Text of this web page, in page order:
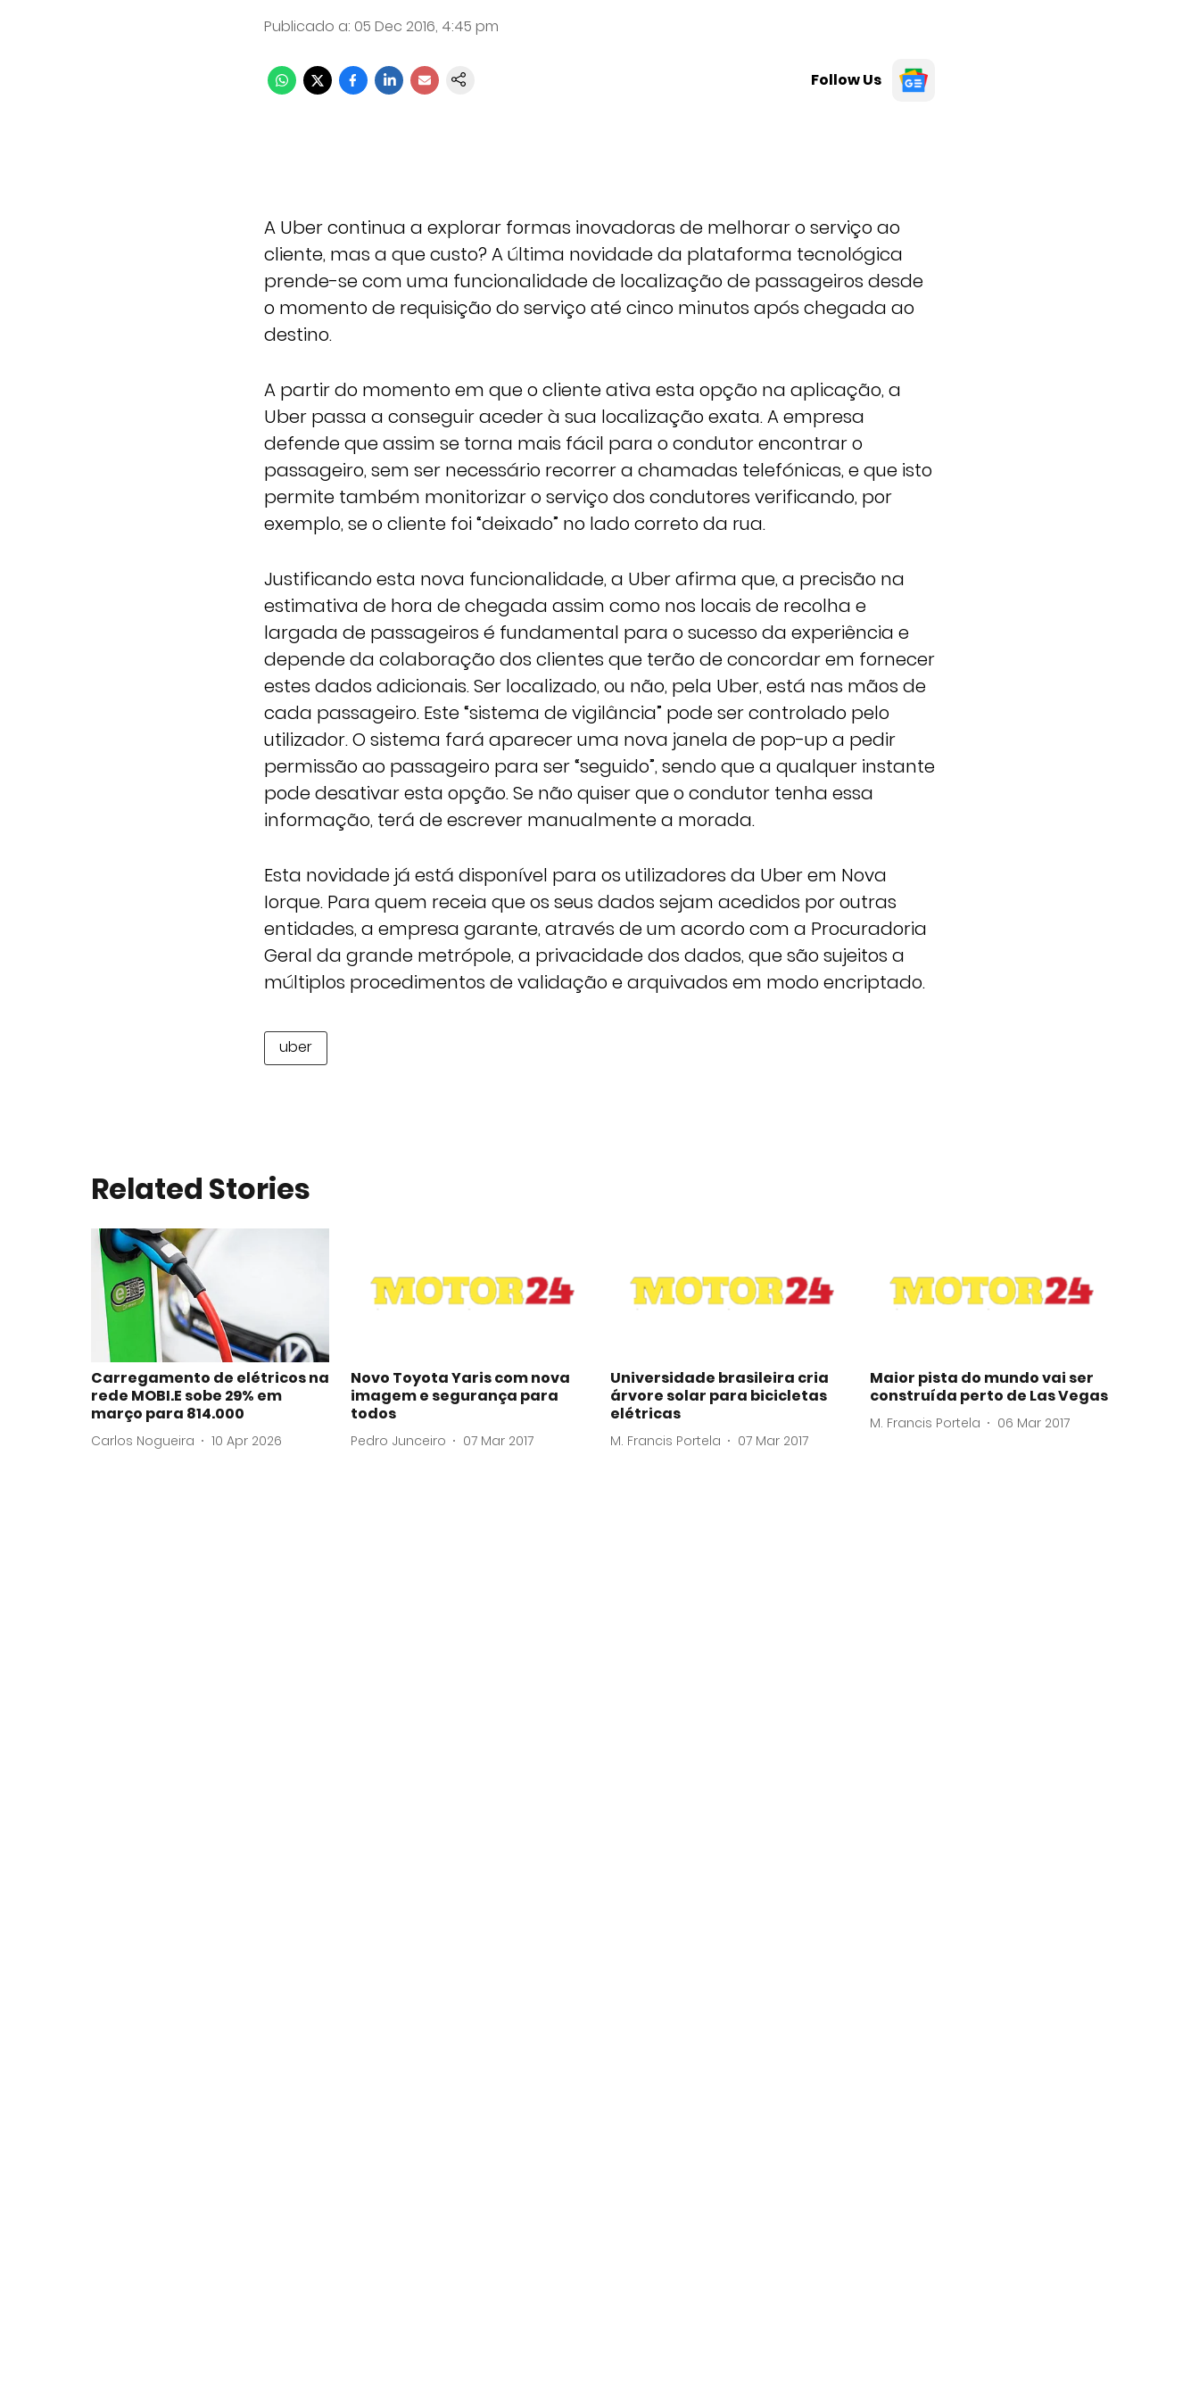
Publicado a: 05 Dec 2016, 4:45 pm
Follow Us
A Uber continua a explorar formas inovadoras de melhorar o serviço ao
cliente, mas a que custo? A última novidade da plataforma tecnológica
prende-se com uma funcionalidade de localização de passageiros desde
o momento de requisição do serviço até cinco minutos após chegada ao
destino.
A partir do momento em que o cliente ativa esta opção na aplicação, a
Uber passa a conseguir aceder à sua localização exata. A empresa
defende que assim se torna mais fácil para o condutor encontrar o
passageiro, sem ser necessário recorrer a chamadas telefónicas, e que isto
permite também monitorizar o serviço dos condutores verificando, por
exemplo, se o cliente foi “deixado” no lado correto da rua.
Justificando esta nova funcionalidade, a Uber afirma que, a precisão na
estimativa de hora de chegada assim como nos locais de recolha e
largada de passageiros é fundamental para o sucesso da experiência e
depende da colaboração dos clientes que terão de concordar em fornecer
estes dados adicionais. Ser localizado, ou não, pela Uber, está nas mãos de
cada passageiro. Este “sistema de vigilância” pode ser controlado pelo
utilizador. O sistema fará aparecer uma nova janela de pop-up a pedir
permissão ao passageiro para ser “seguido”, sendo que a qualquer instante
pode desativar esta opção. Se não quiser que o condutor tenha essa
informação, terá de escrever manualmente a morada.
Esta novidade já está disponível para os utilizadores da Uber em Nova
Iorque. Para quem receia que os seus dados sejam acedidos por outras
entidades, a empresa garante, através de um acordo com a Procuradoria
Geral da grande metrópole, a privacidade dos dados, que são sujeitos a
múltiplos procedimentos de validação e arquivados em modo encriptado.
uber
Related Stories
Carregamento de elétricos na
rede MOBI.E sobe 29% em
março para 814.000
Carlos Nogueira 10 Apr 2026
Novo Toyota Yaris com nova
imagem e segurança para
todos
Pedro Junceiro 07 Mar 2017
Universidade brasileira cria
árvore solar para bicicletas
elétricas
M. Francis Portela 07 Mar 2017
Maior pista do mundo vai ser
construída perto de Las Vegas
M. Francis Portela 06 Mar 2017